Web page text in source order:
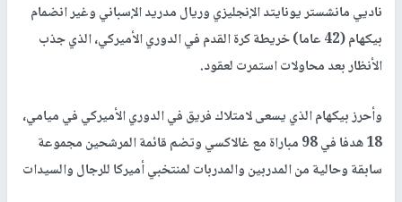
ناديي مانشستر يونايتد الإنجليزي وريال مدريد الإسباني وغير انضمام
بيكهام (42 عاما) خريطة كرة القدم في الدوري الأميركي، الذي جذب
الأنظار بعد محاولات استمرت لعقود.
وأحرز بيكهام الذي يسعى لامتلاك فريق في الدوري الأميركي في ميامي،
18 هدفا في 98 مباراة مع غالاكسي وتضم قائمة المرشحين مجموعة
سابقة وحالية من المدربين والمدربات لمنتخبي أميركا للرجال والسيدات